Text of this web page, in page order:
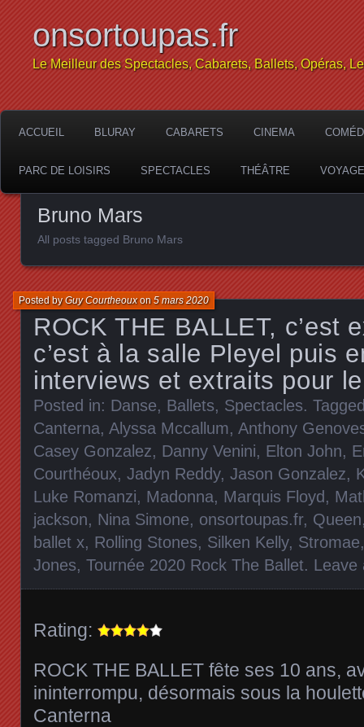
onsortoupas.fr
Le Meilleur des Spectacles, Cabarets, Ballets, Opéras,
ACCUEIL BLURAY CABARETS CINEMA
PARC DE LOISIRS SPECTACLES THÉÂTRE
Bruno Mars
All posts tagged Bruno Mars
ROCK THE BALLET, c’est
c’est à la salle Pleyel puis
interviews et extraits pour
Posted byGuy Courtheouxon5 mars 2020
Posted in: Danse, Ballets, Spectacles.
Canterna, Alyssa Mccallum, Anthony
Casey Gonzalez, Danny Venini, Elton John,
Courthéoux, Jadyn Reddy, Jason Gonzalez,
Luke Romanzi, Madonna, Marquis Floyd,
jackson, Nina Simone, onsortoupas.fr, Queen
ballet x, Rolling Stones, Silken Kelly, Stromae
Jones, Tournée 2020 Rock The Ballet. Leave
Rating:
ROCK THE BALLET fête ses 10 ans,
ininterrompu, désormais sous la
Canterna